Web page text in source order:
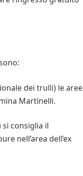
dei trulli) le aree
Martinelli.
consiglia il
nell’area dell’ex